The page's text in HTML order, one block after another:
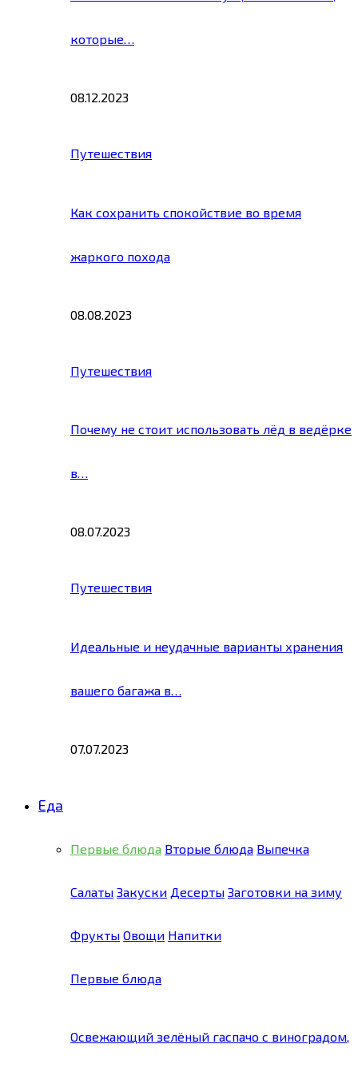
которые…
08.12.2023
Путешествия
Как сохранить спокойствие во время
жаркого похода
08.08.2023
Путешествия
Почему не стоит использовать лёд в ведёрке
в…
08.07.2023
Путешествия
Идеальные и неудачные варианты хранения
вашего багажа в…
07.07.2023
Еда
Первые блюда Вторые блюда Выпечка
Салаты Закуски Десерты Заготовки на зиму
Фрукты Овощи Напитки
Первые блюда
Освежающий зелёный гаспачо с виноградом,